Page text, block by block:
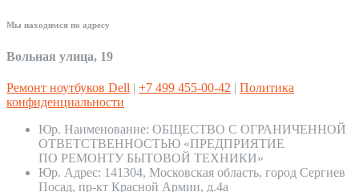
Мы находимся по адресу
Вольная улица, 19
Ремонт ноутбуков Dell | +7 499 455-00-42 | Политика
конфиденциальности
Юр. Наименование: ОБЩЕСТВО С ОГРАНИЧЕННОЙ
ОТВЕТСТВЕННОСТЬЮ «ПРЕДПРИЯТИЕ
ПО РЕМОНТУ БЫТОВОЙ ТЕХНИКИ»
Юр. Адрес: 141304, Московская область, город Сергиев
Посад, пр-кт Красной Армии, д.4а